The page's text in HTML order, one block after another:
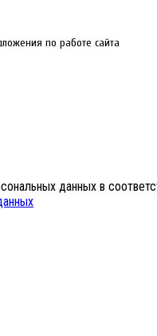
по работе сайта
данных в